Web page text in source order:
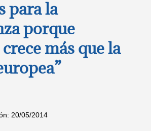
para la
porque
más que la
20/05/2014